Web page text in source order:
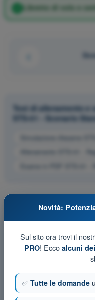
Libretto di volo e
Test di allenamento
STS-01 - Scenario
Simulazione d'esame
Allenamento STS-01 -
Esame in PDF STS-01 -
Novità:
Sul sito ora trovi il
PRO! Ecco alcuni
✅ Tutte le domande